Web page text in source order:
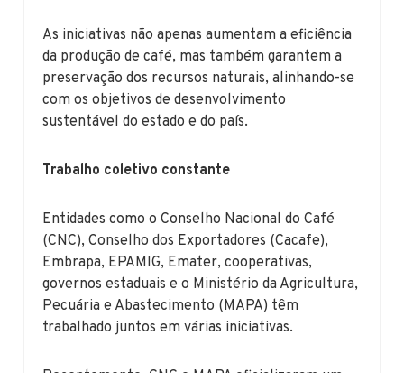
As iniciativas não apenas aumentam a eficiência
da produção de café, mas também garantem a
preservação dos recursos naturais, alinhando-se
com os objetivos de desenvolvimento
sustentável do estado e do país.
Trabalho coletivo constante
Entidades como o Conselho Nacional do Café
(CNC), Conselho dos Exportadores (Cacafe),
Embrapa, EPAMIG, Emater, cooperativas,
governos estaduais e o Ministério da Agricultura,
Pecuária e Abastecimento (MAPA) têm
trabalhado juntos em várias iniciativas.